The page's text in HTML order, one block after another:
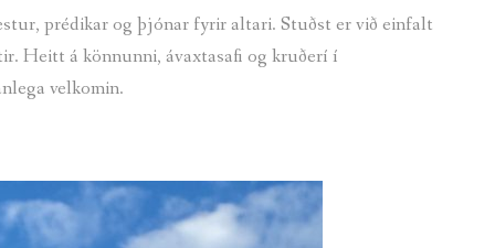
prédikar og þjónar fyrir altari. Stuðst er við einfalt
Heitt á könnunni, ávaxtasafi og kruðerí í
velkomin.